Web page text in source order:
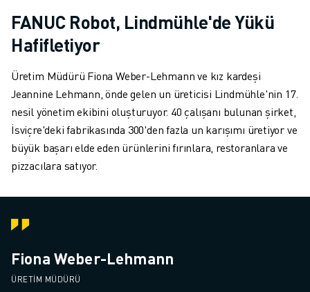
FANUC Robot, Lindmühle'de Yükü
Hafifletiyor
Üretim Müdürü Fiona Weber-Lehmann ve kız kardeşi
Jeannine Lehmann, önde gelen un üreticisi Lindmühle'nin 17.
nesil yönetim ekibini oluşturuyor. 40 çalışanı bulunan şirket,
İsviçre'deki fabrikasında 300'den fazla un karışımı üretiyor ve
büyük başarı elde eden ürünlerini fırınlara, restoranlara ve
pizzacılara satıyor.
Fiona Weber-Lehmann
ÜRETIM MÜDÜRÜ